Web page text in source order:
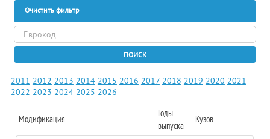
Очистить фильтр
ПОИСК
2011 2012 2013 2014 2015 2016 2017 2018 2019 2020 2021
2022 2023 2024 2025 2026
Модификация
Годы
выпуска
Кузов